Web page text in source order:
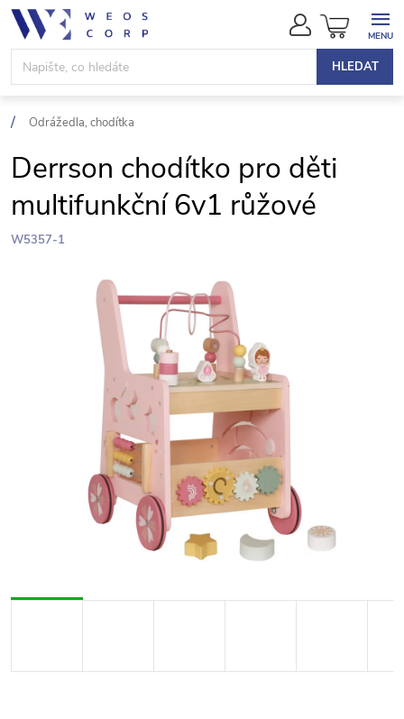
Přejít
obsah
HLEDAT
NÁKUPNÍ
KOŠÍK
Odrážedla, chodítka
Derrson chodítko pro děti
multifunkční 6v1 růžové
W5357-1